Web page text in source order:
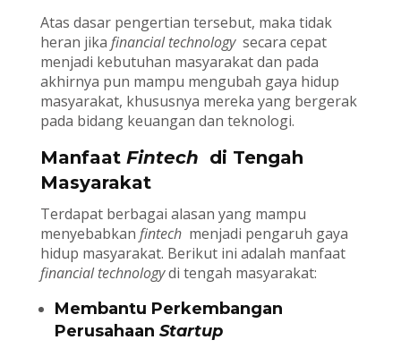
Atas dasar pengertian tersebut, maka tidak
heran jika financial technology secara cepat
menjadi kebutuhan masyarakat dan pada
akhirnya pun mampu mengubah gaya hidup
masyarakat, khususnya mereka yang bergerak
pada bidang keuangan dan teknologi.
Manfaat Fintech di Tengah
Masyarakat
Terdapat berbagai alasan yang mampu
menyebabkan fintech menjadi pengaruh gaya
hidup masyarakat. Berikut ini adalah manfaat
financial technologydi tengah masyarakat:
Membantu Perkembangan
Perusahaan Startup